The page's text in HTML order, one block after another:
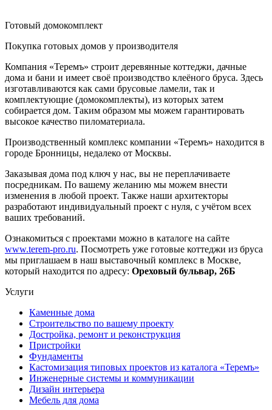
Готовый домокомплект
Покупка готовых домов у производителя
Компания «Теремъ» строит деревянные коттеджи, дачные
дома и бани и имеет своё производство клеёного бруса. Здесь
изготавливаются как сами брусовые ламели, так и
комплектующие (домокомплекты), из которых затем
собирается дом. Таким образом мы можем гарантировать
высокое качество пиломатериала.
Производственный комплекс компании «Теремъ» находится в
городе Бронницы, недалеко от Москвы.
Заказывая дома под ключ у нас, вы не переплачиваете
посредникам. По вашему желанию мы можем внести
изменения в любой проект. Также наши архитекторы
разработают индивидуальный проект с нуля, с учётом всех
ваших требований.
Ознакомиться с проектами можно в каталоге на сайте
www.terem-pro.ru. Посмотреть уже готовые коттеджи из бруса
мы приглашаем в наш выставочный комплекс в Москве,
который находится по адресу: Ореховый бульвар, 26Б
Услуги
Каменные дома
Строительство по вашему проекту
Достройка, ремонт и реконструкция
Пристройки
Фундаменты
Кастомизация типовых проектов из каталога «Теремъ»
Инженерные системы и коммуникации
Дизайн интерьера
Мебель для дома